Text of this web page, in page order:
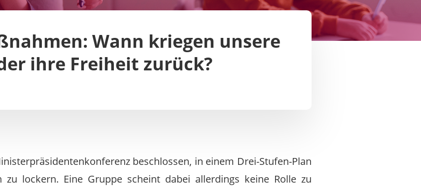
Wann kriegen unsere
ihre Freiheit zurück?
beschlossen, in einem Drei-Stufen-Plan
zu lockern. Eine Gruppe scheint dabei allerdings keine Rolle zu